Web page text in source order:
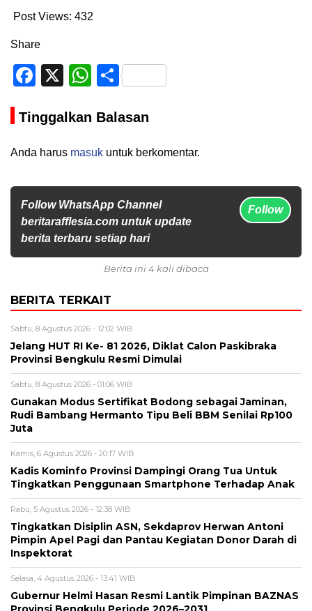
Post Views: 432
Share
Facebook
X WhatsApp
Share
Tinggalkan Balasan
Anda harus masuk untuk berkomentar.
Follow WhatsApp Channel
beritarafflesia.com untuk update
berita terbaru setiap hari
Follow
Berita ini 4 kali dibaca
BERITA TERKAIT
Sabtu, 8 Agustus 2026 - 12:02 WIB
Jelang HUT RI Ke- 81 2026, Diklat Calon Paskibraka
Provinsi Bengkulu Resmi Dimulai
Sabtu, 8 Agustus 2026 - 01:06 WIB
Gunakan Modus Sertifikat Bodong sebagai Jaminan,
Rudi Bambang Hermanto Tipu Beli BBM Senilai Rp100
Juta
Kamis, 6 Agustus 2026 - 20:17 WIB
Kadis Kominfo Provinsi Dampingi Orang Tua Untuk
Tingkatkan Penggunaan Smartphone Terhadap Anak
Rabu, 5 Agustus 2026 - 12:38 WIB
Tingkatkan Disiplin ASN, Sekdaprov Herwan Antoni
Pimpin Apel Pagi dan Pantau Kegiatan Donor Darah di
Inspektorat
Selasa, 4 Agustus 2026 - 13:41 WIB
Gubernur Helmi Hasan Resmi Lantik Pimpinan BAZNAS